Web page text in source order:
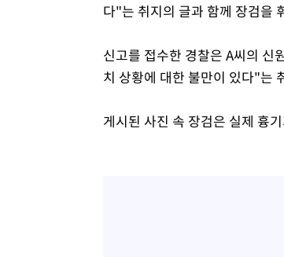
다"는 취지의 글과 함께 장검을
신고를 접수한 경찰은 A씨의 신
치 상황에 대한 불만이 있다"는
게시된 사진 속 장검은 실제 흉